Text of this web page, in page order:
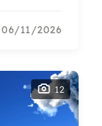
06/11/2026
12